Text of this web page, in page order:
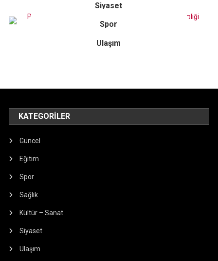
Siyaset
Spor
Ulaşım
KATEGORILER
Güncel
Eğitim
Spor
Sağlık
Kültür – Sanat
Siyaset
Ulaşım